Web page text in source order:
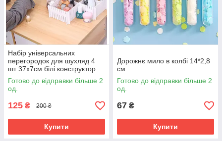
Набір універсальних
перегородок для шухляд 4
шт 37х7см білі конструктор
органайзер
Готово до відправки більше 2
од.
125 ₴ 200 ₴
Купити
Дорожнє мило в колбі 14*2,8
см
Готово до відправки більше 2
од.
67 ₴
Купити